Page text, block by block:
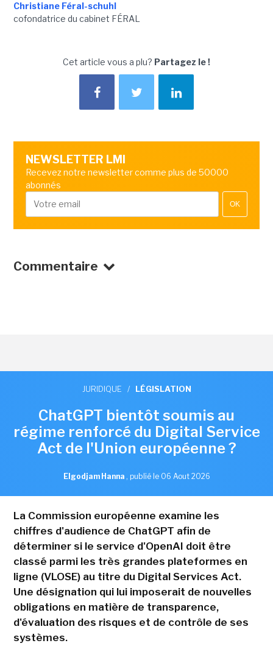
Christiane Féral-schuhl
cofondatrice du cabinet FÉRAL
Cet article vous a plu? Partagez le !
NEWSLETTER LMI
Recevez notre newsletter comme plus de 50000
abonnés
OK
Commentaire
JURIDIQUE / LÉGISLATION
ChatGPT bientôt soumis au
régime renforcé du Digital Service
Act de l'Union européenne ?
Elgodjam Hanna , publié le 06 Aout 2026
La Commission européenne examine les
chiffres d'audience de ChatGPT afin de
déterminer si le service d'OpenAI doit être
classé parmi les très grandes plateformes en
ligne (VLOSE) au titre du Digital Services Act.
Une désignation qui lui imposerait de nouvelles
obligations en matière de transparence,
d'évaluation des risques et de contrôle de ses
systèmes.